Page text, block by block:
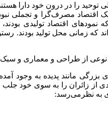
توحید را در درون خود دارا
مصرف‌گرا و تجملی
که نمودهای اقتصاد
زمانی محل تولید بودند.
از طراحی و معماری و
مانند پدیده به وجود
از زائران را به سوی خود
به نظرمی‌رسد: